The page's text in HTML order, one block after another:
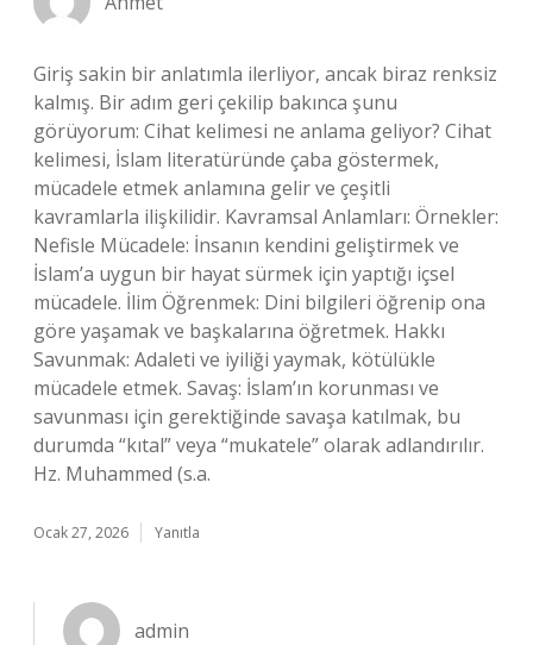
Giriş sakin bir anlatımla ilerliyor, ancak biraz renksiz
kalmış. Bir adım geri çekilip bakınca şunu
görüyorum: Cihat kelimesi ne anlama geliyor? Cihat
kelimesi, İslam literatüründe çaba göstermek,
mücadele etmek anlamına gelir ve çeşitli
kavramlarla ilişkilidir. Kavramsal Anlamları: Örnekler:
Nefisle Mücadele: İnsanın kendini geliştirmek ve
İslam’a uygun bir hayat sürmek için yaptığı içsel
mücadele. İlim Öğrenmek: Dini bilgileri öğrenip ona
göre yaşamak ve başkalarına öğretmek. Hakkı
Savunmak: Adaleti ve iyiliği yaymak, kötülükle
mücadele etmek. Savaş: İslam’ın korunması ve
savunması için gerektiğinde savaşa katılmak, bu
durumda “kıtal” veya “mukatele” olarak adlandırılır.
Hz. Muhammed (s.a.
Ocak 27, 2026 Yanıtla
admin